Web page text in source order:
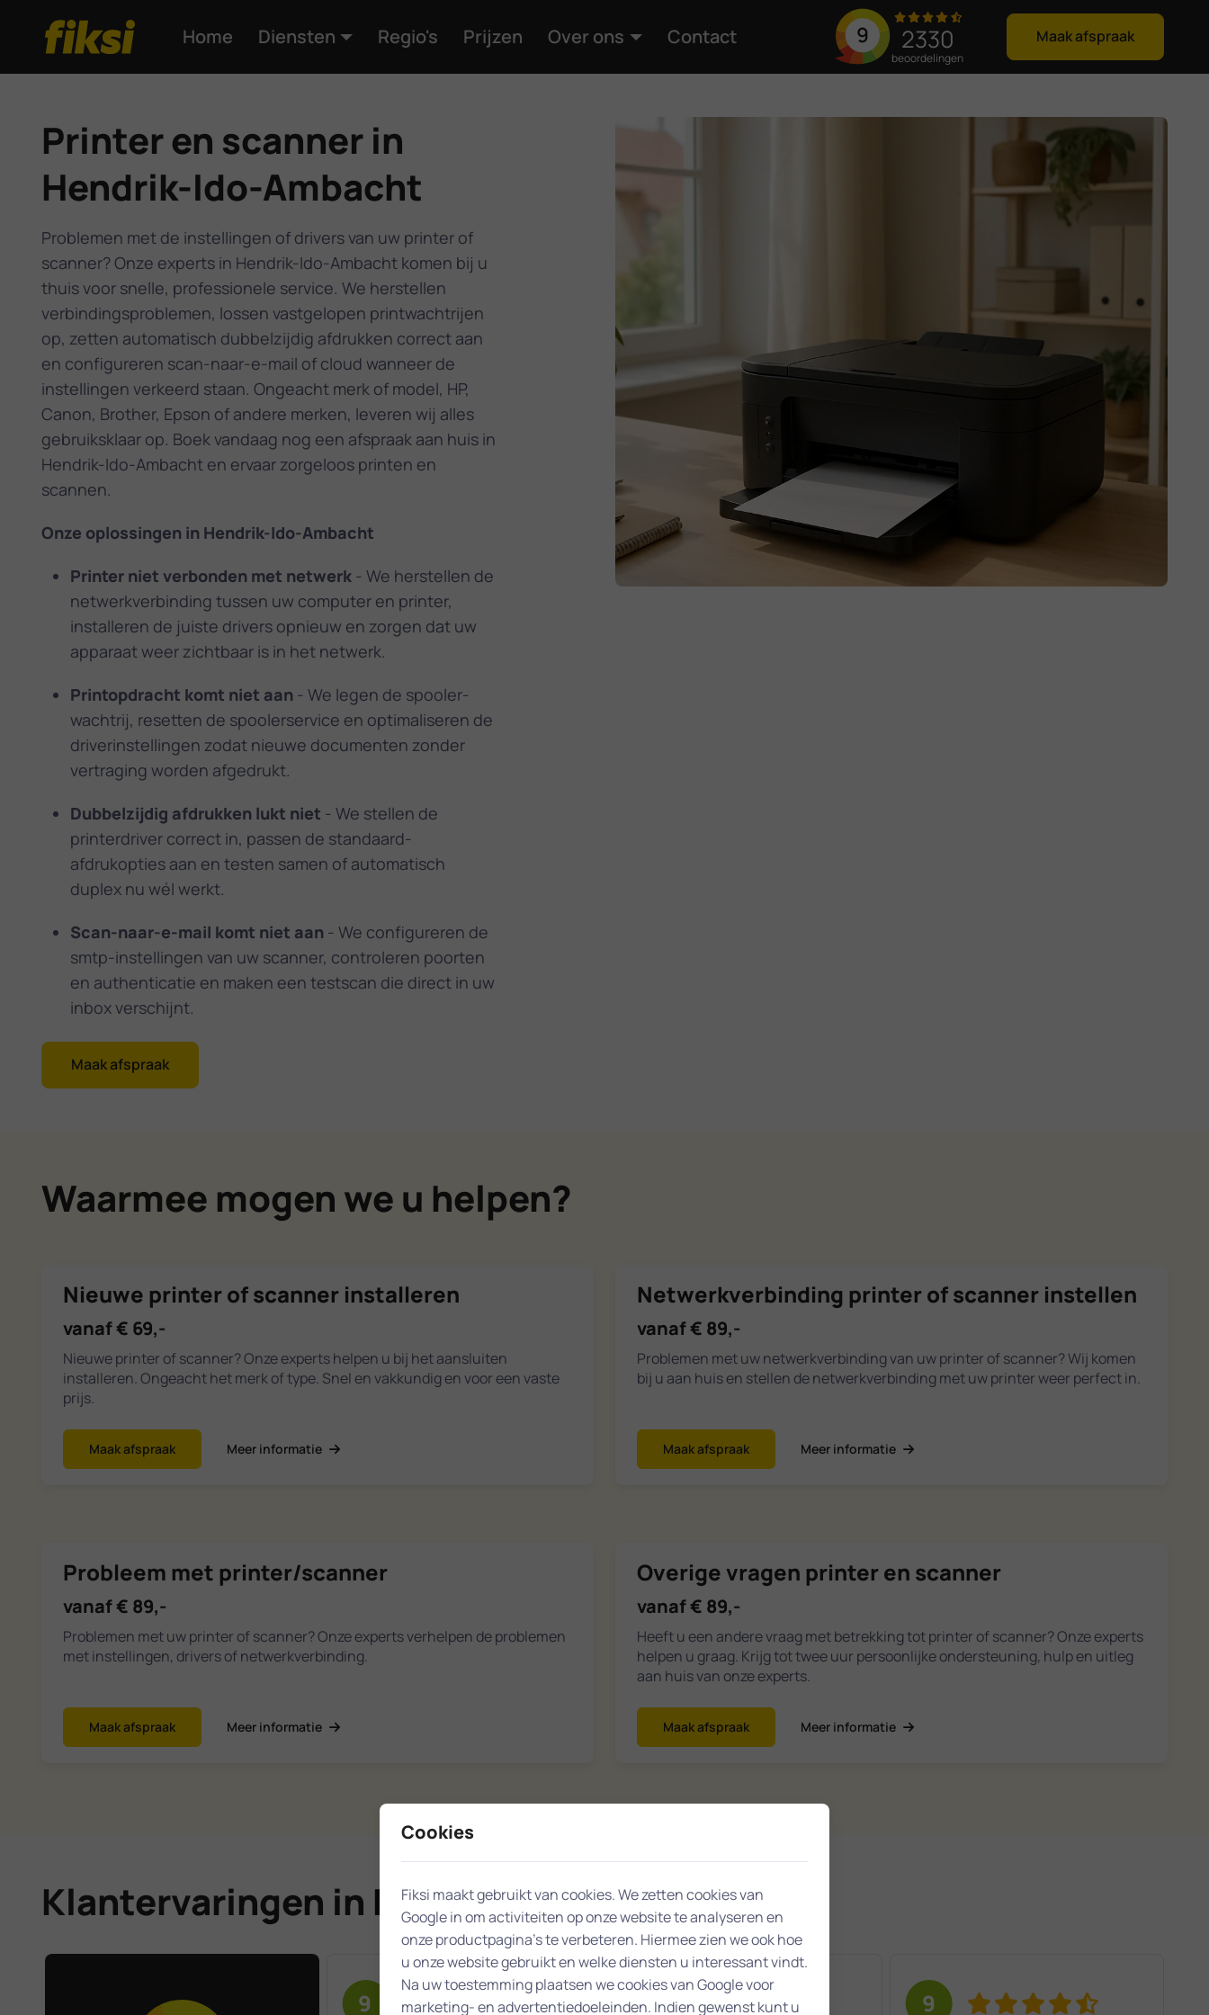
Home Diensten Regio's Prijzen Over ons Contact 9 2330
beoordelingen
Maak afspraak
Printer en scanner in
Hendrik-Ido-Ambacht
Problemen met de instellingen of drivers van uw printer of
scanner? Onze experts in Hendrik-Ido-Ambacht komen bij u
thuis voor snelle, professionele service. We herstellen
verbindingsproblemen, lossen vastgelopen printwachtrijen
op, zetten automatisch dubbelzijdig afdrukken correct aan
en configureren scan-naar-e-mail of cloud wanneer de
instellingen verkeerd staan. Ongeacht merk of model, HP,
Canon, Brother, Epson of andere merken, leveren wij alles
gebruiksklaar op. Boek vandaag nog een afspraak aan huis in
Hendrik-Ido-Ambacht en ervaar zorgeloos printen en
scannen.
Onze oplossingen in Hendrik-Ido-Ambacht
Printer niet verbonden met netwerk- We herstellen de
netwerkverbinding tussen uw computer en printer,
installeren de juiste drivers opnieuw en zorgen dat uw
apparaat weer zichtbaar is in het netwerk.
Printopdracht komt niet aan - We legen de spooler­
wachtrij, resetten de spooler­service en optimaliseren de
driverinstellingen zodat nieuwe documenten zonder
vertraging worden afgedrukt.
Dubbelzijdig afdrukken lukt niet - We stellen de
printerdriver correct in, passen de standaard­
afdrukopties aan en testen samen of automatisch
duplex nu wél werkt.
Scan-naar-e-mail komt niet aan - We configureren de
smtp-instellingen van uw scanner, controleren poorten
en authenticatie en maken een testscan die direct in uw
inbox verschijnt.
Maak afspraak
Waarmee mogen we u helpen?
Nieuwe printer of scanner installeren
vanaf € 69,-
Nieuwe printer of scanner? Onze experts helpen u bij het aansluiten
installeren. Ongeacht het merk of type. Snel en vakkundig en voor een vaste
prijs.
Maak afspraak Meer informatie
Netwerkverbinding printer of scanner instellen
vanaf € 89,-
Problemen met uw netwerkverbinding van uw printer of scanner? Wij komen
bij u aan huis en stellen de netwerkverbinding met uw printer weer perfect in.
Maak afspraak Meer informatie
Probleem met printer/scanner
vanaf € 89,-
Problemen met uw printer of scanner? Onze experts verhelpen de problemen
met instellingen, drivers of netwerkverbinding.
Maak afspraak Meer informatie
Overige vragen printer en scanner
vanaf € 89,-
Heeft u een andere vraag met betrekking tot printer of scanner? Onze experts
helpen u graag. Krijg tot twee uur persoonlijke ondersteuning, hulp en uitleg
aan huis van onze experts.
Maak afspraak Meer informatie
Klantervaringen in Hendrik-Ido-Ambacht
9 10 9
Cookies
Fiksi maakt gebruikt van cookies. We zetten cookies van
Google in om activiteiten op onze website te analyseren en
onze productpagina’s te verbeteren. Hiermee zien we ook hoe
u onze website gebruikt en welke diensten u interessant vindt.
Na uw toestemming plaatsen we cookies van Google voor
marketing- en advertentiedoeleinden. Indien gewenst kunt u